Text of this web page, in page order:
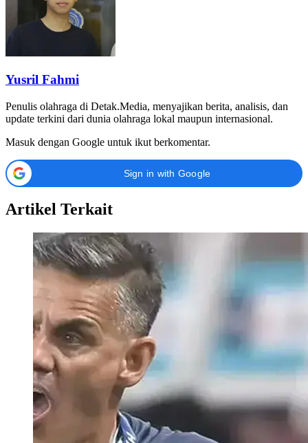
Yusril Fahmi
Penulis olahraga di Detak.Media, menyajikan berita, analisis, dan
update terkini dari dunia olahraga lokal maupun internasional.
Masuk dengan Google untuk ikut berkomentar.
Sign in with Google
Artikel Terkait